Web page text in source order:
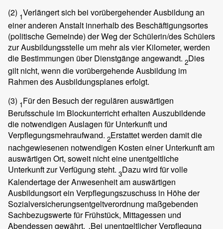
(2) 1Verlängert sich bei vorübergehender Ausbildung an
einer anderen Anstalt innerhalb des Beschäftigungsortes
(politische Gemeinde) der Weg der Schülerin/des Schülers
zur Ausbildungsstelle um mehr als vier Kilometer, werden
die Bestimmungen über Dienstgänge angewandt. 2Dies
gilt nicht, wenn die vorübergehende Ausbildung im
Rahmen des Ausbildungsplanes erfolgt.
(3) 1Für den Besuch der regulären auswärtigen
Berufsschule im Blockunterricht erhalten Auszubildende
die notwendigen Auslagen für Unterkunft und
Verpflegungsmehraufwand. 2Erstattet werden damit die
nachgewiesenen notwendigen Kosten einer Unterkunft am
auswärtigen Ort, soweit nicht eine unentgeltliche
Unterkunft zur Verfügung steht. 3Dazu wird für volle
Kalendertage der Anwesenheit am auswärtigen
Ausbildungsort ein Verpflegungszuschuss in Höhe der
Sozialversicherungsentgeltverordnung maßgebenden
Sachbezugswerte für Frühstück, Mittagessen und
Abendessen gewährt. Bei unentgeltlicher Verpflegung